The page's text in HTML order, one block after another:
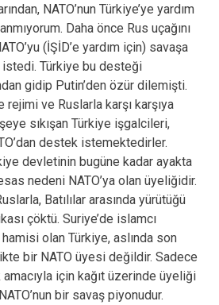
NATO’nun Türkiye’ye yardım
Daha önce Rus uçağını
(İŞİD’e yardım için) savaşa
Türkiye bu desteği
gidip Putin’den özür dilemişti.
rejimi ve Ruslarla karşı karşıya
sıkışan Türkiye işgalcileri,
destek istemektedirler.
devletinin bugüne kadar ayakta
nedeni NATO’ya olan üyeliğidir.
Batılılar arasında yürütüğü
çöktü. Suriye’de islamcı
olan Türkiye, aslında son
bir NATO üyesi değildir. Sadece
amacıyla için kağıt üzerinde üyeliği
bir savaş piyonudur.